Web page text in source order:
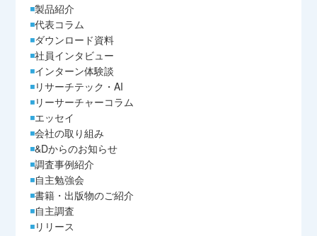
製品紹介
代表コラム
ダウンロード資料
社員インタビュー
インターン体験談
リサーチテック・AI
リーサーチャーコラム
エッセイ
会社の取り組み
&Dからのお知らせ
調査事例紹介
自主勉強会
書籍・出版物のご紹介
自主調査
リリース